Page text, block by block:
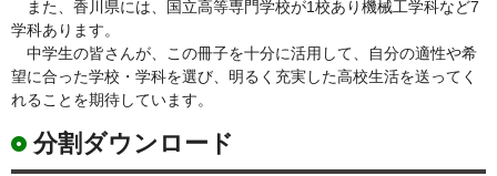
また、香川県には、国立高等専門学校が1校あり機械工学科など7
学科あります。
中学生の皆さんが、この冊子を十分に活用して、自分の適性や希
望に合った学校・学科を選び、明るく充実した高校生活を送ってく
れることを期待しています。
分割ダウンロード